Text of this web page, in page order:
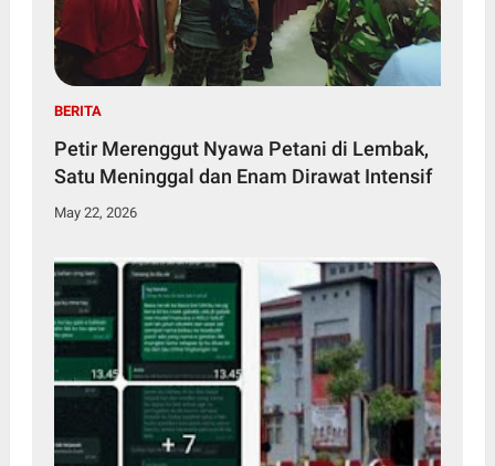
BERITA
Petir Merenggut Nyawa Petani di Lembak,
Satu Meninggal dan Enam Dirawat Intensif
May 22, 2026